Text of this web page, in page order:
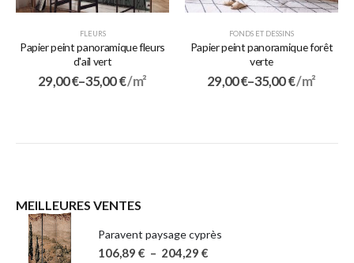
FLEURS
Papier peint panoramique fleurs
d'ail vert
29,00€–35,00€/ m²
FONDS ET DESSINS
Papier peint panoramique forêt
verte
29,00€–35,00€/ m²
MEILLEURES VENTES
Paravent paysage cyprès
106,89 € – 204,29 €